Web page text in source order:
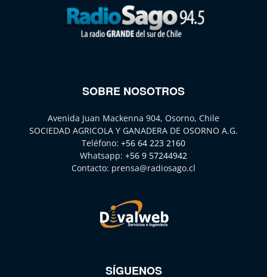
SOBRE NOSOTROS
Avenida Juan Mackenna 904, Osorno, Chile
SOCIEDAD AGRICOLA Y GANADERA DE OSORNO A.G.
Teléfono: +56 64 223 2160
Whatsapp: +56 9 57244942
Contacto: prensa@radiosago.cl
SÍGUENOS